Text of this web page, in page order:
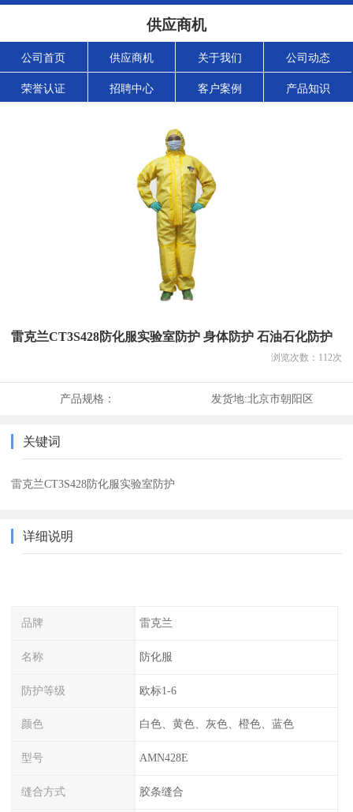
供应商机
公司首页 供应商机 关于我们 公司动态
荣誉认证 招聘中心 客户案例 产品知识
雷克兰CT3S428防化服实验室防护 身体防护 石油石化防护
浏览次数： 112次
产品规格： 发货地:北京市朝阳区
关键词
雷克兰CT3S428防化服实验室防护
详细说明
品牌 雷克兰
名称 防化服
防护等级 欧标1-6
颜色 白色、黄色、灰色、橙色、蓝色
型号 AMN428E
缝合方式 胶条缝合